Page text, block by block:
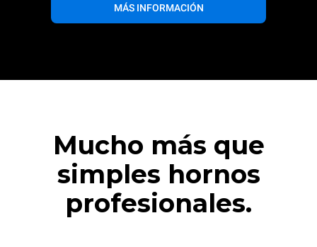
MÁS INFORMACIÓN
Mucho más que
simples hornos
profesionales.